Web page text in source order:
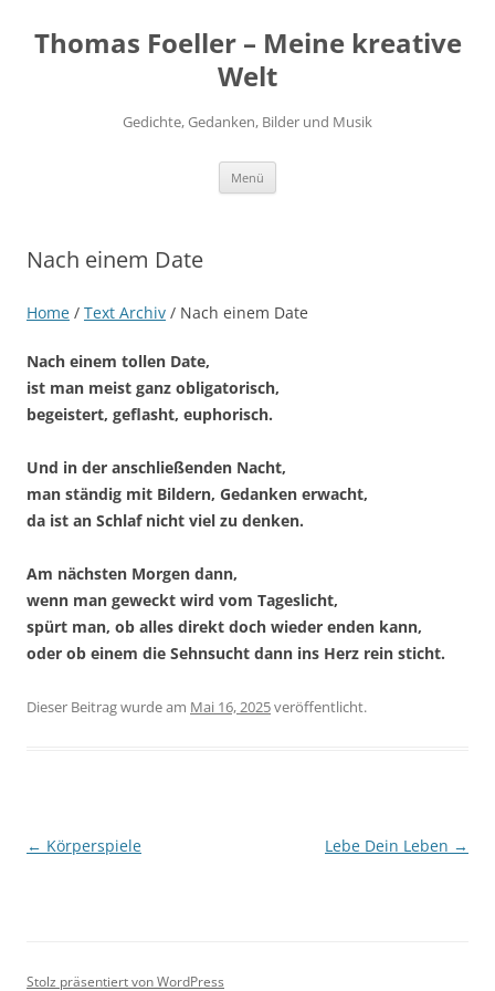
Thomas Foeller – Meine kreative
Welt
Gedichte, Gedanken, Bilder und Musik
Menü
Nach einem Date
Home / Text Archiv / Nach einem Date
Nach einem tollen Date,
ist man meist ganz obligatorisch,
begeistert, geflasht, euphorisch.
Und in der anschließenden Nacht,
man ständig mit Bildern, Gedanken erwacht,
da ist an Schlaf nicht viel zu denken.
Am nächsten Morgen dann,
wenn man geweckt wird vom Tageslicht,
spürt man, ob alles direkt doch wieder enden kann,
oder ob einem die Sehnsucht dann ins Herz rein sticht.
Dieser Beitrag wurdeam Mai 16, 2025veröffentlicht.
Beitragsnavigation
← Körperspiele Lebe Dein Leben →
Stolz präsentiert von WordPress